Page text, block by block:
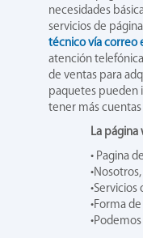
necesidades
servicios de
técnico vía correo
atención
de ventas para
paquetes pueden
tener más cuentas
La
• Pagina
•Nosotros,
•Servicios
•Forma